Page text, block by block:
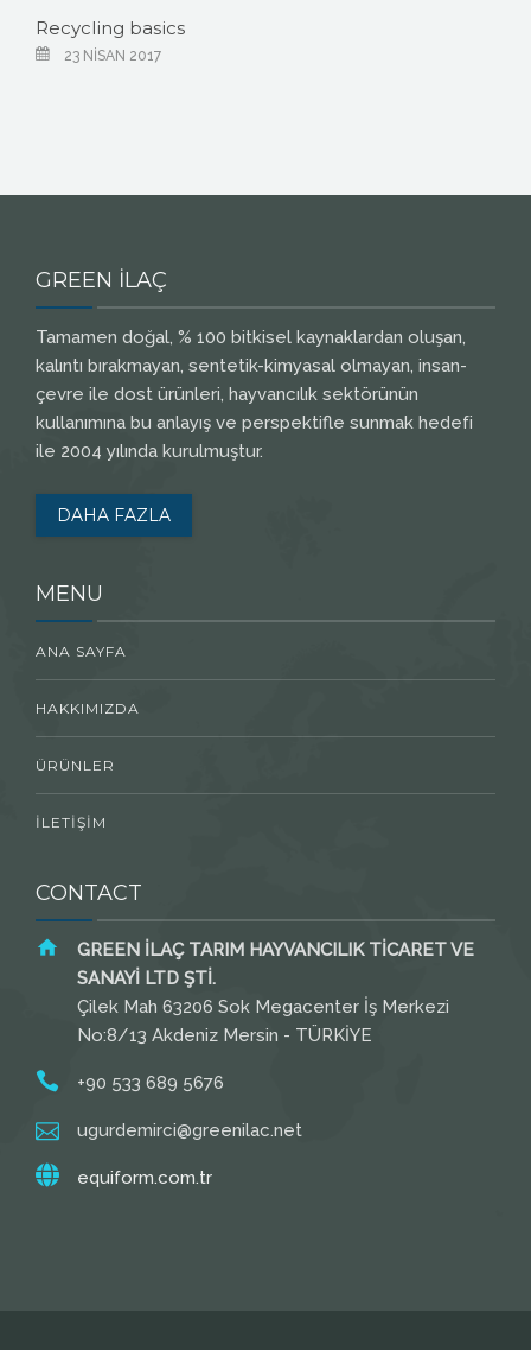
Recycling basics
23 NISAN 2017
GREEN İLAÇ
Tamamen doğal, % 100 bitkisel kaynaklardan oluşan,
kalıntı bırakmayan, sentetik-kimyasal olmayan, insan-
çevre ile dost ürünleri, hayvancılık sektörünün
kullanımına bu anlayış ve perspektifle sunmak hedefi
ile 2004 yılında kurulmuştur.
DAHA FAZLA
MENU
ANA SAYFA
HAKKIMIZDA
ÜRÜNLER
İLETİŞİM
CONTACT
GREEN İLAÇ TARIM HAYVANCILIK TİCARET VE
SANAYİ LTD ŞTİ.
Çilek Mah 63206 Sok Megacenter İş Merkezi
No:8/13 Akdeniz Mersin - TÜRKİYE
+90 533 689 5676
ugurdemirci@greenilac.net
equiform.com.tr